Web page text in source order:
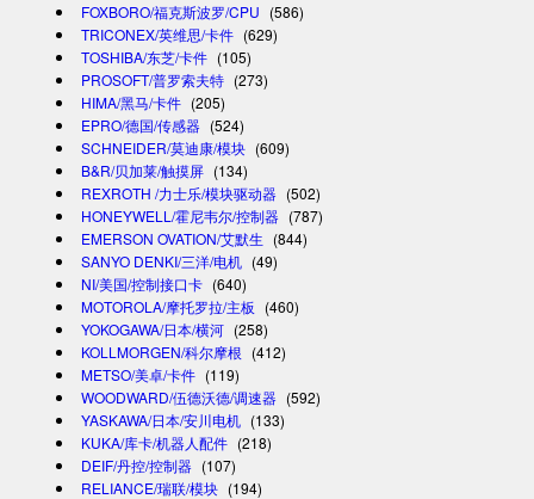
FOXBORO/福克斯波罗/CPU (586)
TRICONEX/英维思/卡件 (629)
TOSHIBA/东芝/卡件 (105)
PROSOFT/普罗索夫特 (273)
HIMA/黑马/卡件 (205)
EPRO/德国/传感器 (524)
SCHNEIDER/莫迪康/模块 (609)
B&R/贝加莱/触摸屏 (134)
REXROTH /力士乐/模块驱动器 (502)
HONEYWELL/霍尼韦尔/控制器 (787)
EMERSON OVATION/艾默生 (844)
SANYO DENKI/三洋/电机 (49)
NI/美国/控制接口卡 (640)
MOTOROLA/摩托罗拉/主板 (460)
YOKOGAWA/日本/横河 (258)
KOLLMORGEN/科尔摩根 (412)
METSO/美卓/卡件 (119)
WOODWARD/伍德沃德/调速器 (592)
YASKAWA/日本/安川电机 (133)
KUKA/库卡/机器人配件 (218)
DEIF/丹控/控制器 (107)
RELIANCE/瑞联/模块 (194)